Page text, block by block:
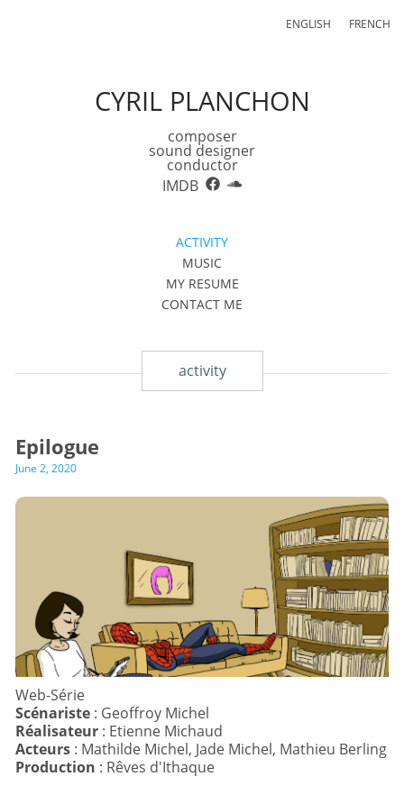
ENGLISH FRENCH
CYRIL PLANCHON
composer
sound designer
conductor
IMDB
ACTIVITY
MUSIC
MY RESUME
CONTACT ME
activity
Epilogue
June 2, 2020
Scénariste
Réalisateur
Acteurs
Production : Rêves d'Ithaque